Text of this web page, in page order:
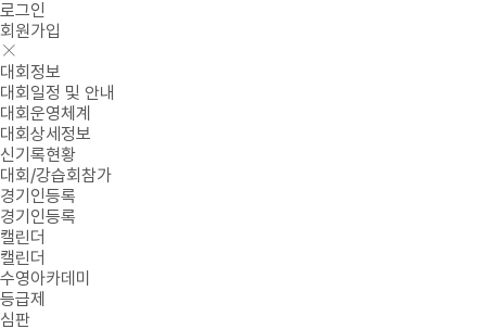
로그인
회원가입
대회정보
대회일정 및 안내
대회운영체계
대회상세정보
신기록현황
대회/강습회참가
경기인등록
경기인등록
캘린더
캘린더
수영아카데미
등급제
심판